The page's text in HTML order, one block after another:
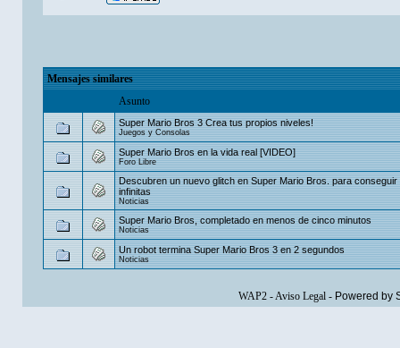
Mensajes similares
Asunto
Super Mario Bros 3 Crea tus propios niveles!
Juegos y Consolas
Super Mario Bros en la vida real [VIDEO]
Foro Libre
Descubren un nuevo glitch en Super Mario Bros. para conseguir
infinitas
Noticias
Super Mario Bros, completado en menos de cinco minutos
Noticias
Un robot termina Super Mario Bros 3 en 2 segundos
Noticias
WAP2-Aviso Legal- Powered by